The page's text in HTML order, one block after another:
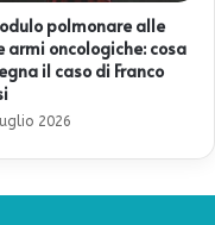
polmonare alle
armi oncologiche: cosa
il caso di Franco
2026